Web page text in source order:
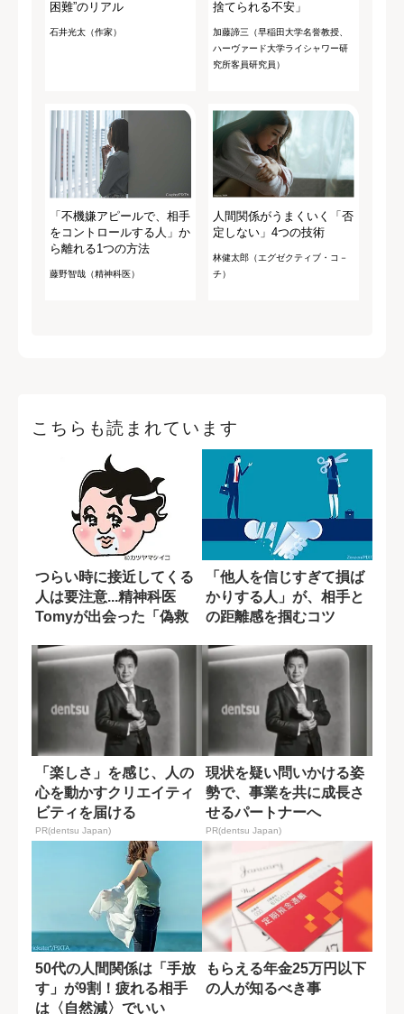
困難”のリアル
石井光太（作家）
捨てられる不安」
加藤諦三（早稲田大学名誉教授、
ハーヴァード大学ライシャワー研
究所客員研究員）
「不機嫌アピールで、相手
をコントロールする人」か
ら離れる1つの方法
藤野智哉（精神科医）
人間関係がうまくいく「否
定しない」4つの技術
林健太郎（エグゼクティブ・コ－
チ）
こちらも読まれています
つらい時に接近してくる
人は要注意...精神科医
Tomyが出会った「偽救
「他人を信じすぎて損ば
かりする人」が、相手と
の距離感を掴むコツ
「楽しさ」を感じ、人の
心を動かすクリエイティ
ビティを届ける
PR(dentsu Japan)
現状を疑い問いかける姿
勢で、事業を共に成長さ
せるパートナーへ
PR(dentsu Japan)
50代の人間関係は「手放
す」が9割！疲れる相手
は〈自然減〉でいい
もらえる年金25万円以下
の人が知るべき事